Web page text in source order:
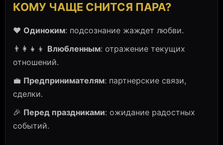
КОМУ ЧАЩЕ СНИТСЯ ПАРА?
❤️ Одиноким: подсознание жаждет любви.
👨‍👩‍👧‍👦 Влюбленным: отражение текущих
отношений.
💼 Предпринимателям: партнерские связи,
сделки.
🎉 Перед праздниками: ожидание радостных
событий.